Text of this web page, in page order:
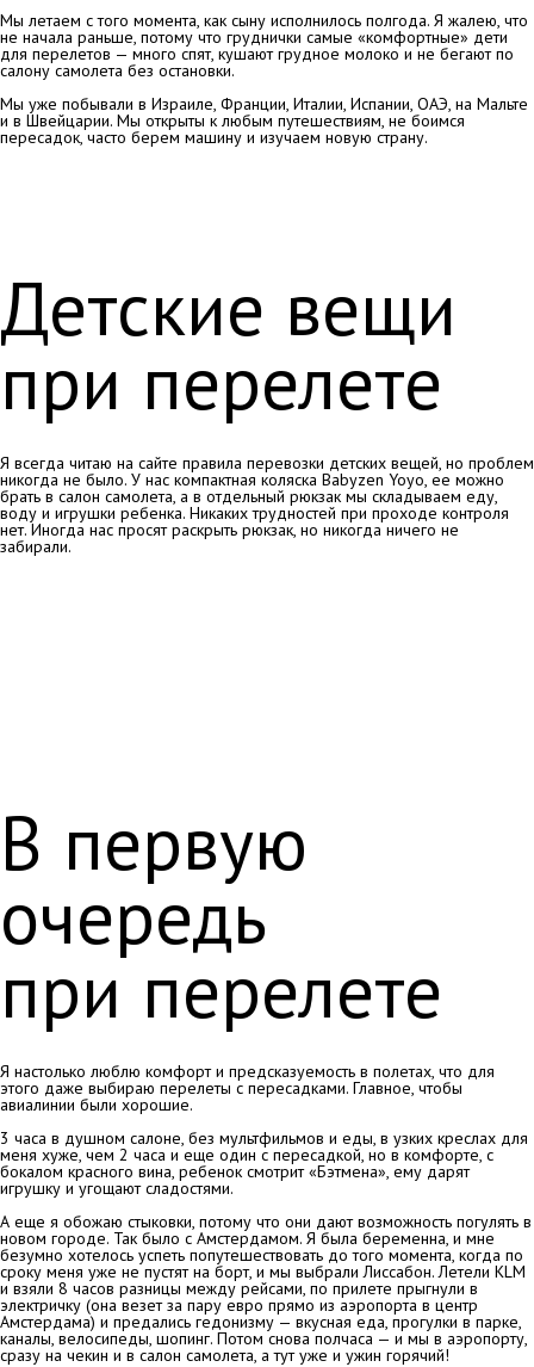
Мы летаем с того момента, как сыну исполнилось полгода. Я жалею, что
не начала раньше, потому что груднички самые «комфортные» дети
для перелетов — много спят, кушают грудное молоко и не бегают по
салону самолета без остановки.
Мы уже побывали в Израиле, Франции, Италии, Испании, ОАЭ, на Мальте
и в Швейцарии. Мы открыты к любым путешествиям, не боимся
пересадок, часто берем машину и изучаем новую страну.
Детские вещи
при перелете
Я всегда читаю на сайте правила перевозки детских вещей, но проблем
никогда не было. У нас компактная коляска Babyzen Yoyo, ее можно
брать в салон самолета, а в отдельный рюкзак мы складываем еду,
воду и игрушки ребенка. Никаких трудностей при проходе контроля
нет. Иногда нас просят раскрыть рюкзак, но никогда ничего не
забирали.
В первую
очередь
при перелете
Я настолько люблю комфорт и предсказуемость в полетах, что для
этого даже выбираю перелеты с пересадками. Главное, чтобы
авиалинии были хорошие.
3 часа в душном салоне, без мультфильмов и еды, в узких креслах для
меня хуже, чем 2 часа и еще один с пересадкой, но в комфорте, с
бокалом красного вина, ребенок смотрит «Бэтмена», ему дарят
игрушку и угощают сладостями.
А еще я обожаю стыковки, потому что они дают возможность погулять в
новом городе. Так было с Амстердамом. Я была беременна, и мне
безумно хотелось успеть попутешествовать до того момента, когда по
сроку меня уже не пустят на борт, и мы выбрали Лиссабон. Летели KLM
и взяли 8 часов разницы между рейсами, по прилете прыгнули в
электричку (она везет за пару евро прямо из аэропорта в центр
Амстердама) и предались гедонизму — вкусная еда, прогулки в парке,
каналы, велосипеды, шопинг. Потом снова полчаса — и мы в аэропорту,
сразу на чекин и в салон самолета, а тут уже и ужин горячий!